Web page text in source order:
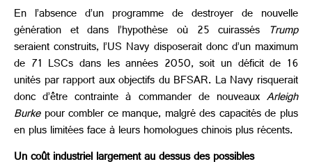
En l’absence d’un programme de destroyer de nouvelle
génération et dans l’hypothèse où 25 cuirassés Trump
seraient construits, l’US Navy disposerait donc d’un maximum
de 71 LSCs dans les années 2050, soit un déficit de 16
unités par rapport aux objectifs du BFSAR. La Navy risquerait
donc d’être contrainte à commander de nouveaux Arleigh
Burkepour combler ce manque, malgré des capacités de plus
en plus limitées face à leurs homologues chinois plus récents.
Un coût industriel largement au dessus des possibles